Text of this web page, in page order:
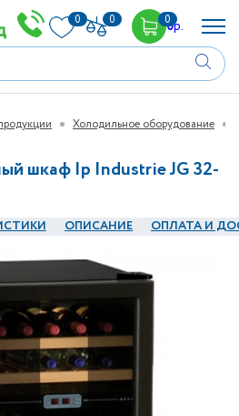
0 0 00р.
Холодильное оборудование
шкаф Ip Industrie JG 32-
ОПИСАНИЕ ОПЛАТА И